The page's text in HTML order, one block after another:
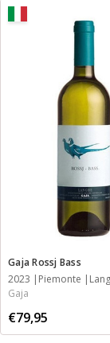
Gaja Rossj Bass
2023
Piemonte
Gaja
€79,95